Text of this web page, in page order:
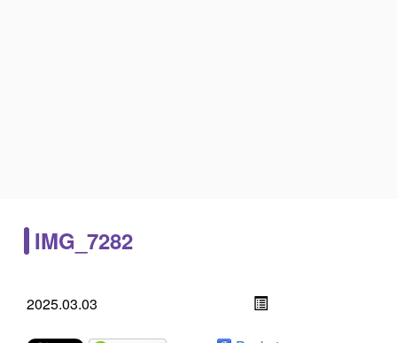
IMG_7282
2025.03.03